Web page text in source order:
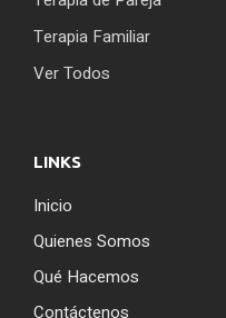
Terapia Familiar
Ver Todos
LINKS
Inicio
Quienes Somos
Qué Hacemos
Contáctenos